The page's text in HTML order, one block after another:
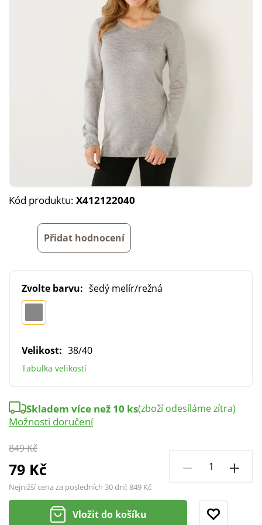
Kód produktu: X412122040
Přidat hodnocení
Zvolte barvu: šedý melír/režná
Velikost: 38/40
Tabulka velikostí
849 Kč
79 Kč
Nejnižší cena za posledních 30 dní:849 Kč
Skladem více než 10 ks(zboží odesíláme zítra)
Možnosti doručení
Vložit do košíku